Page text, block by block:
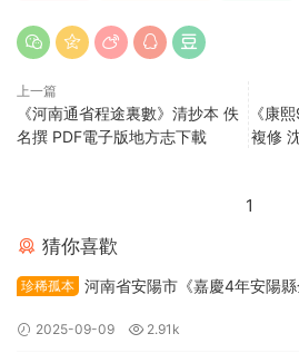
上一篇
《河南通省程途裏數》清抄本 佚
名撰 PDF電子版地方志下載
《康
複修
1
猜你喜歡
珍稀孤本 河南省安陽市《嘉慶4年安陽
2025-09-09 2.91k